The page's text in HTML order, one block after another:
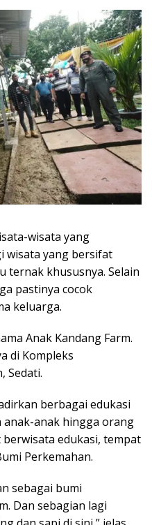
wisata yang
wisata yang bersifat
ternak khususnya. Selain
pastinya cocok
keluarga.
Anak Kandang Farm.
di Kompleks
Sedati.
berbagai edukasi
anak-anak hingga orang
edukasi, tempat
Perkemahan.
sebagai bumi
Dan sebagian lagi